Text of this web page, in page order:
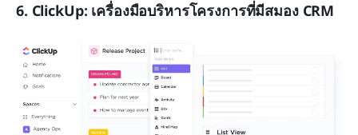
6. ClickUp: เครื่องมือบริหารโครงการที่มีสมอง CRM